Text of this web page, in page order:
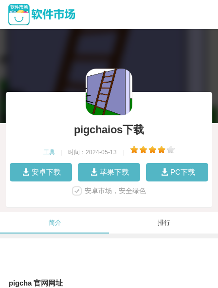
pigchaios下载
工具 时间：2024-05-13
安卓下载 苹果下载 PC下载
安卓市场，安全绿色
简介 排行
pigcha 官网网址